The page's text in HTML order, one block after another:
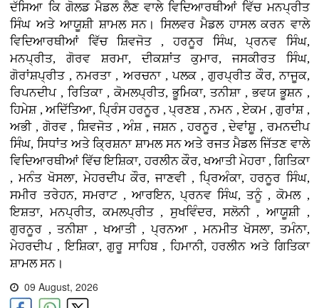
ਦੱਸਿਆ ਕਿ ਗੋਲਡ ਮੈਡਲ ਲੈਣ ਵਾਲੇ ਵਿਦਿਆਰਥੀਆਂ ਵਿੱਚ ਮਨਪ੍ਰੀਤ
ਸਿੰਘ ਅਤੇ ਆਯੂਸ਼ੀ ਸ਼ਾਮਲ ਸਨ। ਸਿਲਵਰ ਮੈਡਲ ਹਾਸਲ ਕਰਨ ਵਾਲੇ
ਵਿਦਿਆਰਥੀਆਂ ਵਿੱਚ ਸ਼ਿਵਜੋਤ , ਹਰਨੂਰ ਸਿੰਘ, ਪ੍ਰਨਵ ਸਿੰਘ,
ਮਨਪ੍ਰੀਤ, ਗੋਰਵ ਸ਼ਰਮਾ, ਦੀਕਸ਼ਾਂਤ ਕੁਮਾਰ, ਜਸਕੀਰਤ ਸਿੰਘ,
ਗੋਰਾਂਸ਼ਪ੍ਰੀਤ , ਨਮਰਤਾ , ਅਰਚਨਾ , ਪਲਕ , ਗੁਰਪ੍ਰੀਤ ਕੌਰ, ਨਾਜੂਕ,
ਰਿਪਨਦੀਪ , ਰਿਤਿਕਾ , ਕੋਮਲਪ੍ਰੀਤ, ਭੂਮਿਕਾ, ਤਨੀਸ਼ਾ , ਭਵਯ ਭੂਸ਼ਨ ,
ਹਿਮੇਸ਼ , ਅਦਿੱਤਿਆ, ਪ੍ਰਿੰਸ ਹਰਨੂਰ , ਪ੍ਰਣਬ , ਨਮਨ , ਏਕਮ , ਗੁਰਾਂਸ਼ ,
ਅਭੀ , ਗੋਰਵ , ਸ਼ਿਵਜੋਤ , ਅੰਸ਼ , ਜਸ਼ਨ , ਹਰਨੂਰ , ਦੇਵਾਂਸ਼ੂ , ਰਮਨਦੀਪ
ਸਿੰਘ, ਸਿਧਾਂਤ ਅਤੇ ਕ੍ਰਿਸ਼ਨਾ ਸ਼ਾਮਲ ਸਨ ਅਤੇ ਰਜਤ ਮੈਡਲ ਜਿੱਤਣ ਵਾਲੇ
ਵਿਦਿਆਰਥੀਆਂ ਵਿੱਚ ਇਸ਼ਿਕਾ, ਹਰਲੀਨ ਕੌਰ, ਖਆਤੀ ਮੇਹਰਾ , ਗਿਤਿਕਾ
, ਮਨੰਤ ਖੋਸਲਾ, ਮੇਹਰਦੀਪ ਕੌਰ, ਜਾਣਵੀ , ਪ੍ਰਿਅੰਕਾ, ਹਰਨੂਰ ਸਿੰਘ,
ਸਮੀਰ ਤਰੇਹਨ, ਸਮਰਾਟ , ਆਰਇਨ, ਪ੍ਰਨਵ ਸਿੰਘ, ਤਨੂੰ , ਕੋਮਲ ,
ਇਸ਼ਤਾ, ਮਨਪ੍ਰੀਤ, ਕਮਲਪ੍ਰੀਤ , ਸੁਖਵਿੰਦਰ, ਸਲੋਨੀ , ਆਯੂਸ਼ੀ ,
ਗੁਰਨੂਰ , ਤਨੀਸ਼ਾ , ਖਆਤੀ , ਪ੍ਰਨਆ , ਮਨਮੀਤ ਖੋਸਲਾ, ਤਮੰਨਾ,
ਮੇਹਰਦੀਪ , ਇਸ਼ਿਕਾ, ਗੁਰੂ ਸਾਹਿਬ , ਹਿਮਾਨੀ, ਹਰਲੀਨ ਅਤੇ ਗਿਤਿਕਾ
ਸ਼ਾਮਲ ਸਨ।
09 August, 2026